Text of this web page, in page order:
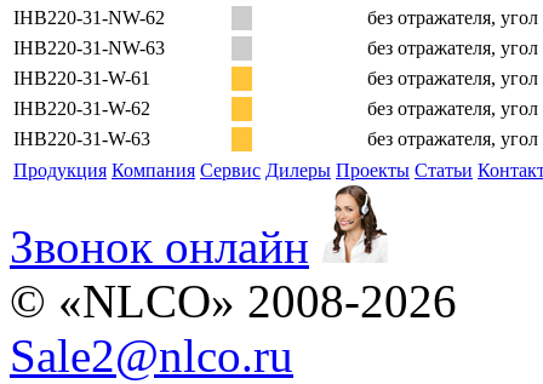
IHB220-31-NW-62
без отражателя,
IHB220-31-NW-63
без отражателя,
IHB220-31-W-61
без отражателя,
IHB220-31-W-62
без отражателя,
IHB220-31-W-63
без отражателя,
Продукция Компания Сервис Дилеры Проекты Статьи
Звонок онлайн
© «NLCO» 2008-2026
Sale2@nlco.ru